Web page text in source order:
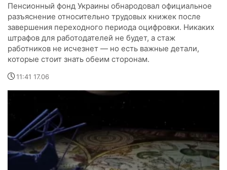
Пенсионный фонд Украины обнародовал официальное
разъяснение относительно трудовых книжек после
завершения переходного периода оцифровки. Никаких
штрафов для работодателей не будет, а стаж
работников не исчезнет — но есть важные детали,
которые стоит знать обеим сторонам.
11:41 17.06